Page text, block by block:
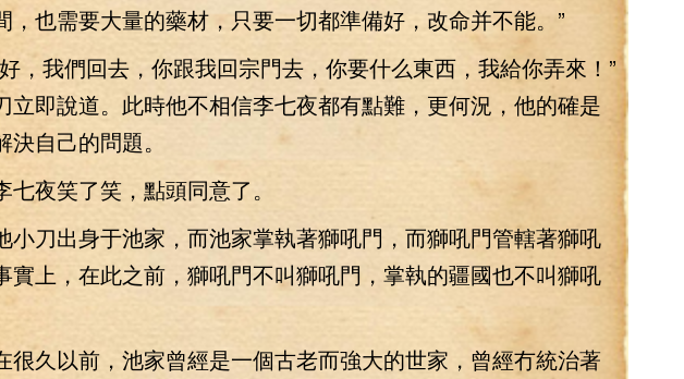
，也需要大量的藥材，只要一切都準備好，改命并不能。”
我們回去，你跟我回宗門去，你要什么東西，我給你弄來！”
立即說道。此時他不相信李七夜都有點難，更何況，他的確是
決自己的問題。
夜笑了笑，點頭同意了。
出身于池家，而池家掌執著獅吼門，而獅吼門管轄著獅吼
實上，在此之前，獅吼門不叫獅吼門，掌執的疆國也不叫獅吼
以前，池家曾經是一個古老而強大的世家，曾經冇統治著